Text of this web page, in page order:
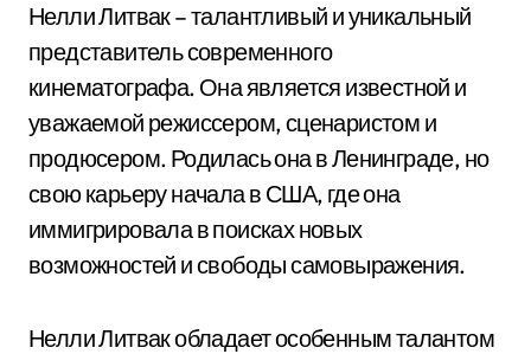
Нелли Литвак – талантливый и уникальный
представитель современного
кинематографа. Она является известной и
уважаемой режиссером, сценаристом и
продюсером. Родилась она в Ленинграде, но
свою карьеру начала в США, где она
иммигрировала в поисках новых
возможностей и свободы самовыражения.
Нелли Литвак обладает особенным талантом